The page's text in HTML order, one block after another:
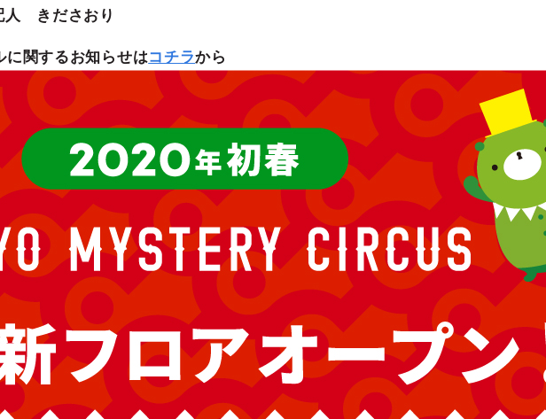
人 きださおり
に関するお知らせはコチラから